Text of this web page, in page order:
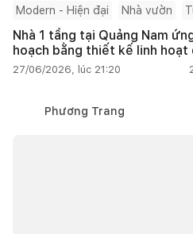
Modern - Hiện đại Nhà vườn
Nhà 1 tầng tại Quảng Nam
hoạch bằng thiết kế linh
27/06/2026, lúc 21:20
Phương Trang